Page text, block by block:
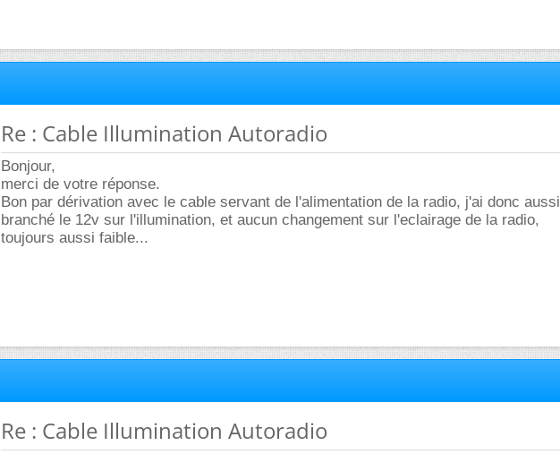
Re : Cable Illumination Autoradio
Bonjour,
merci de votre réponse.
Bon par dérivation avec le cable servant de l'alimentation de la radio, j'ai donc aussi
branché le 12v sur l'illumination, et aucun changement sur l'eclairage de la radio,
toujours aussi faible...
Re : Cable Illumination Autoradio